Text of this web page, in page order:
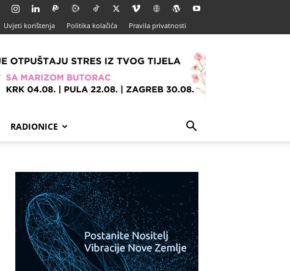
Uvjeti korištenja Politika kolačića Pravila privatnosti
RADIONICE